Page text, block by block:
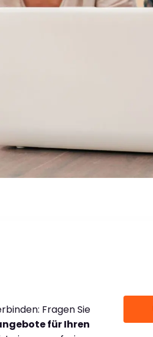
Fragen Sie
für Ihren